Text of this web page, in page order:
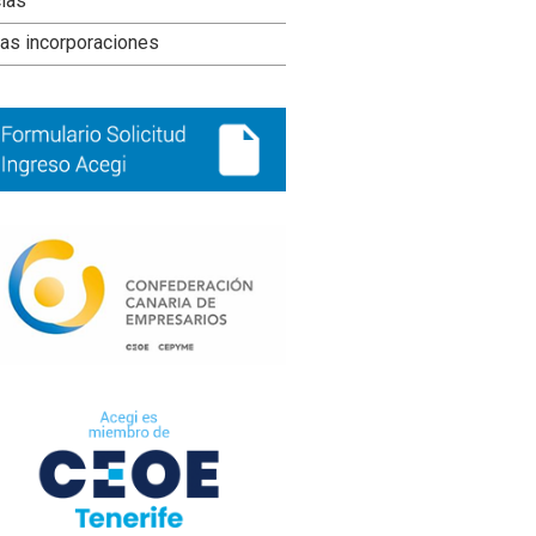
incorporaciones